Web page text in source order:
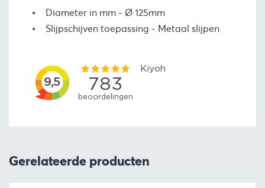
Diameter in mm
Ø 125mm
Slijpschijven toepassing
Metaal slijpen
Gerelateerde producten